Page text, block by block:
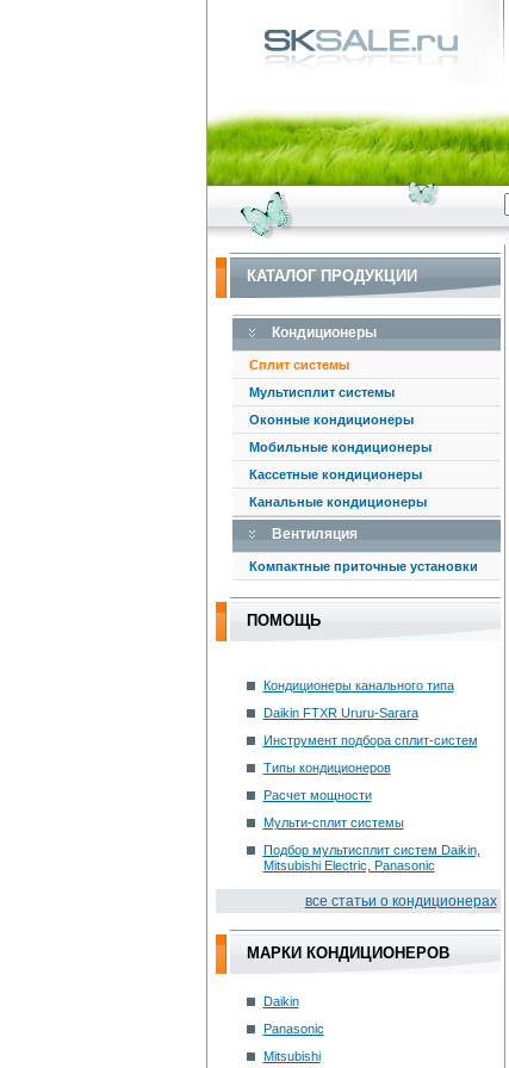
КАТАЛОГ ПРОДУКЦИИ
Кондиционеры
Сплит системы
Мультисплит системы
Оконные кондиционеры
Мобильные кондиционеры
Кассетные кондиционеры
Канальные кондиционеры
Вентиляция
Компактные приточные установки
ПОМОЩЬ
Кондиционеры канального типа
Daikin FTXR Ururu-Sarara
Инструмент подбора сплит-систем
Типы кондиционеров
Расчет мощности
Мульти-сплит системы
Подбор мультисплит систем Daikin,
Mitsubishi Electric, Panasonic
вce cтaтьи o кoндициoнepax
МАРКИ КОНДИЦИОНЕРОВ
Daikin
Panasonic
Mitsubishi